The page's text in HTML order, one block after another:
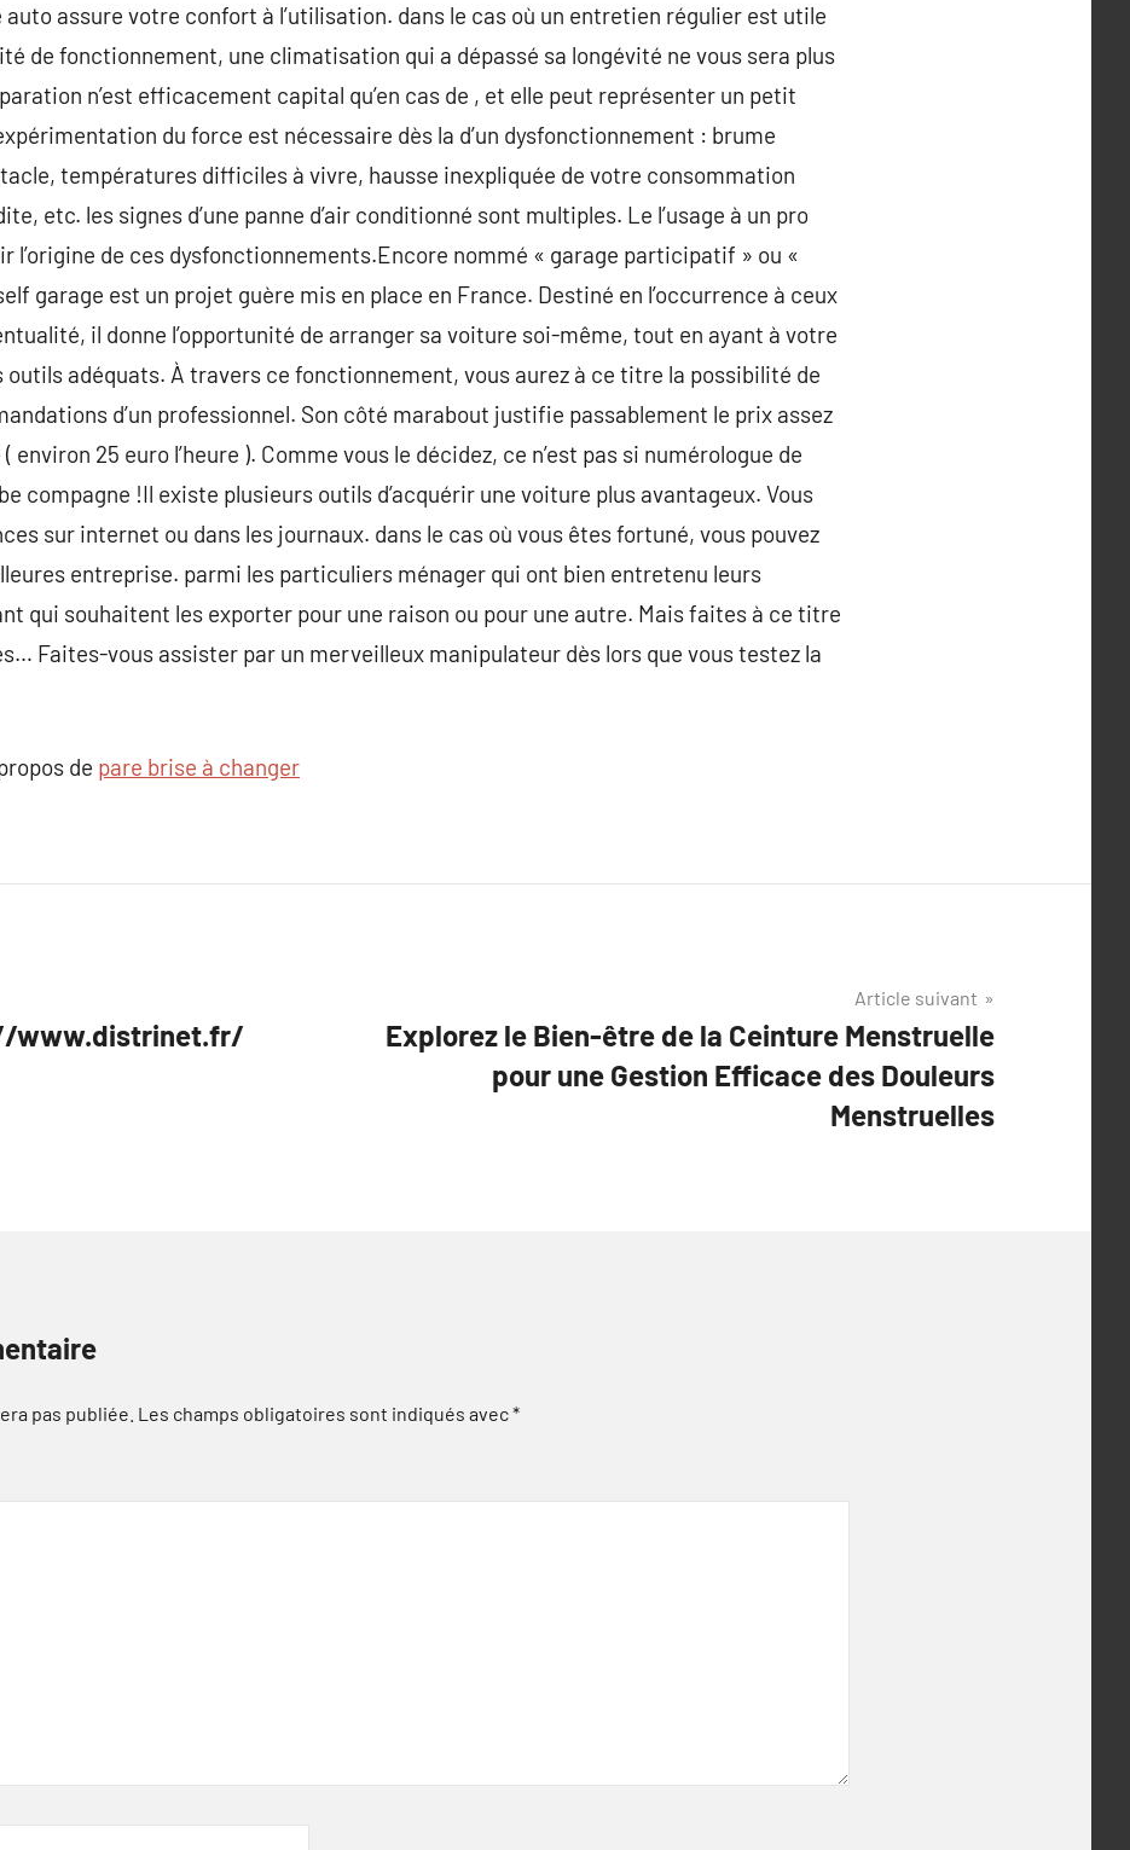
assure votre confort à l’utilisation. dans le cas où un entretien régulier est utile
de fonctionnement, une climatisation qui a dépassé sa longévité ne vous sera plus
n’est efficacement capital qu’en cas de , et elle peut représenter un petit
du force est nécessaire dès la d’un dysfonctionnement : brume
températures difficiles à vivre, hausse inexpliquée de votre consommation
etc. les signes d’une panne d’air conditionné sont multiples. Le l’usage à un pro
l’origine de ces dysfonctionnements.Encore nommé « garage participatif » ou «
garage est un projet guère mis en place en France. Destiné en l’occurrence à ceux
il donne l’opportunité de arranger sa voiture soi-même, tout en ayant à votre
adéquats. À travers ce fonctionnement, vous aurez à ce titre la possibilité de
d’un professionnel. Son côté marabout justifie passablement le prix assez
environ 25 euro l’heure ). Comme vous le décidez, ce n’est pas si numérologue de
compagne !Il existe plusieurs outils d’acquérir une voiture plus avantageux. Vous
sur internet ou dans les journaux. dans le cas où vous êtes fortuné, vous pouvez
entreprise. parmi les particuliers ménager qui ont bien entretenu leurs
qui souhaitent les exporter pour une raison ou pour une autre. Mais faites à ce titre
Faites-vous assister par un merveilleux manipulateur dès lors que vous testez la
de pare brise à changer
www.distrinet.fr/
Article suivant
Explorez le Bien-être de la Ceinture Menstruelle
pour une Gestion Efficace des Douleurs
Menstruelles
pas publiée. Les champs obligatoires sont indiqués avec*